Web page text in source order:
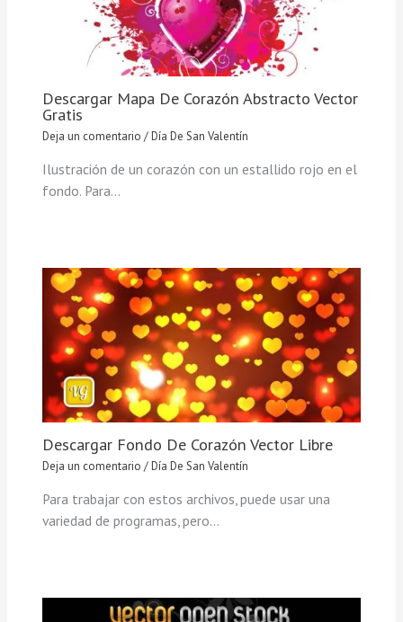
Descargar Mapa De Corazón Abstracto Vector
Gratis
Deja un comentario /Día De San Valentín
Ilustración de un corazón con un estallido rojo en el
fondo. Para…
Descargar Fondo De Corazón Vector Libre
Deja un comentario /Día De San Valentín
Para trabajar con estos archivos, puede usar una
variedad de programas, pero…